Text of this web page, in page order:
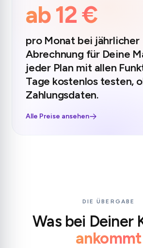
ab 12 €
pro Monat bei jährlicher
Abrechnung für Deine
jeder Plan mit allen
Tage kostenlos testen,
Zahlungsdaten.
Alle Preise ansehen
DIE ÜBERGABE
Was bei Deiner
ankommt